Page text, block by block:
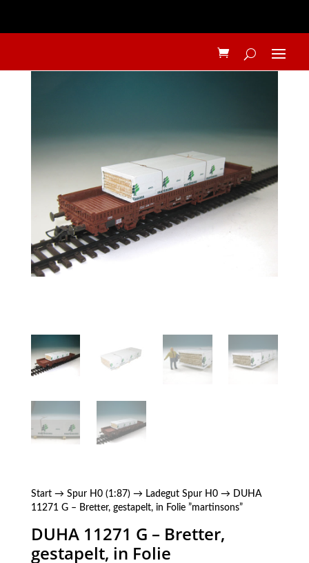
Start→ Spur H0 (1:87)→ Ladegut Spur H0→ DUHA
11271 G – Bretter, gestapelt, in Folie ”martinsons”
DUHA 11271 G – Bretter,
gestapelt, in Folie